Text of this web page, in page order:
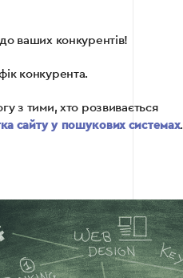
ваших конкурентів!
конкурента.
з тими, хто розвивається
сайту у пошукових системах.